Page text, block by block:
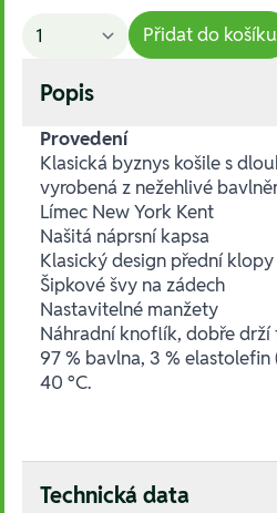
Přidat do košíku
Popis
Provedení
Klasická byznys košile s
vyrobená z nežehlivé
Límec New York Kent
Našitá náprsní kapsa
Klasický design přední klopy
Šipkové švy na zádech
Nastavitelné manžety
Náhradní knoflík, dobře
97 % bavlna, 3 % elastolefin
40 °C.
Technická data